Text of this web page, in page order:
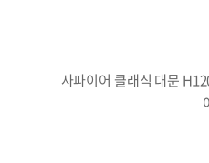
사파이어 클래식 대문